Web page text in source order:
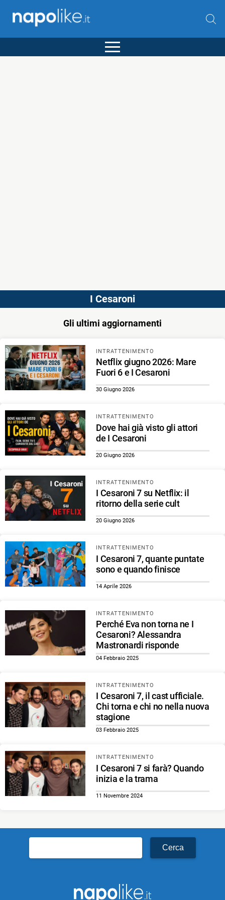
I Cesaroni
Gli ultimi aggiornamenti
INTRATTENIMENTO
Netflix giugno 2026: Mare
Fuori 6 e I Cesaroni
30 Giugno 2026
INTRATTENIMENTO
Dove hai già visto gli attori
de I Cesaroni
20 Giugno 2026
INTRATTENIMENTO
I Cesaroni 7 su Netflix: il
ritorno della serie cult
20 Giugno 2026
INTRATTENIMENTO
I Cesaroni 7, quante puntate
sono e quando finisce
14 Aprile 2026
INTRATTENIMENTO
Perché Eva non torna ne I
Cesaroni? Alessandra
Mastronardi risponde
04 Febbraio 2025
INTRATTENIMENTO
I Cesaroni 7, il cast ufficiale.
Chi torna e chi no nella nuova
stagione
03 Febbraio 2025
INTRATTENIMENTO
I Cesaroni 7 si farà? Quando
inizia e la trama
11 Novembre 2024
per: